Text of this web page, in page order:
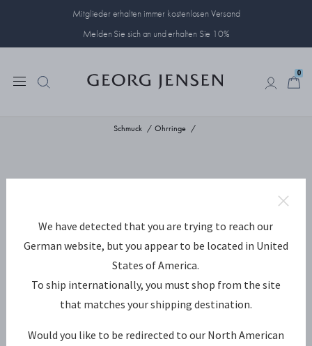
Mitglieder erhalten immer kostenlosen Versand
Melden Sie sich an und erhalten Sie 10%
0
Schmuck Ohrringe
We have detected that you are trying to reach our
German website, but you appear to be located in United
States of America.
To ship internationally, you must shop from the site
that matches your shipping destination.
Would you like to be redirected to our North American